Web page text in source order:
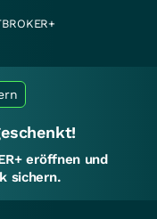
eröffnen und
sichern.